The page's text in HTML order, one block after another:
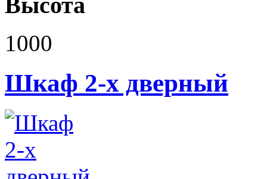
1000
Шкаф 2-х дверный